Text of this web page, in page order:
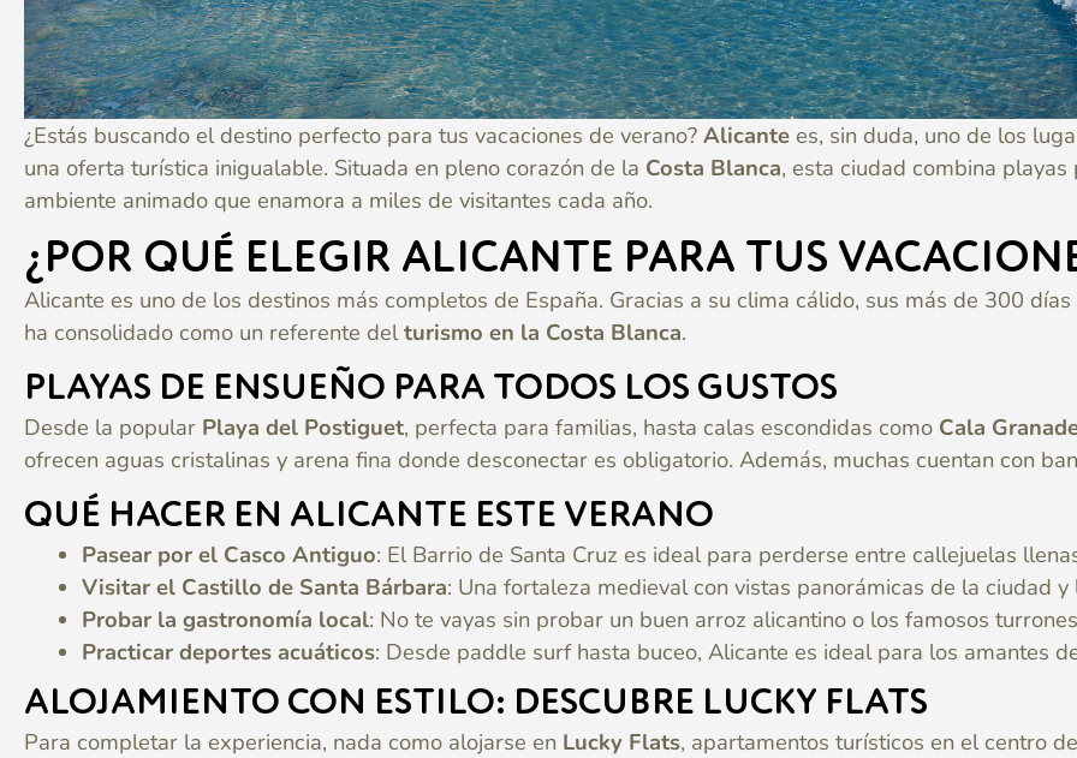
¿Estás buscando el destino perfecto para tus vacaciones de verano? Alicante es, sin duda, uno de los
una oferta turística inigualable. Situada en pleno corazón de la Costa Blanca, esta ciudad combina
ambiente animado que enamora a miles de visitantes cada año.
¿POR QUÉ ELEGIR ALICANTE PARA TUS
Alicante es uno de los destinos más completos de España. Gracias a su clima cálido, sus más de 300
ha consolidado como un referente delturismo en la Costa Blanca.
PLAYAS DE ENSUEÑO PARA TODOS LOS GUSTOS
Desde la popular Playa del Postiguet, perfecta para familias, hasta calas escondidas como Cala
ofrecen aguas cristalinas y arena fina donde desconectar es obligatorio. Además, muchas cuentan con
QUÉ HACER EN ALICANTE ESTE VERANO
Pasear por el Casco Antiguo: El Barrio de Santa Cruz es ideal para perderse entre callejuelas
Visitar el Castillo de Santa Bárbara: Una fortaleza medieval con vistas panorámicas de la ciudad y
Probar la gastronomía local: No te vayas sin probar un buen arroz alicantino o los famosos
Practicar deportes acuáticos: Desde paddle surf hasta buceo, Alicante es ideal para los amantes
ALOJAMIENTO CON ESTILO: DESCUBRE LUCKY FLATS
Para completar la experiencia, nada como alojarse en Lucky Flats, apartamentos turísticos en el centro